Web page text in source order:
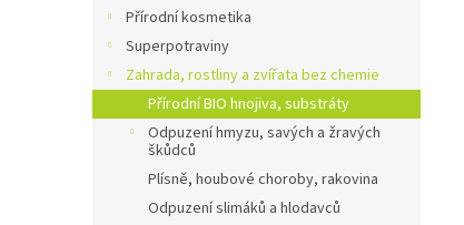
Přírodní kosmetika
Superpotraviny
Zahrada, rostliny a zvířata bez chemie
Přírodní BIO hnojiva, substráty
Odpuzení hmyzu, savých a žravých
škůdců
Plísně, houbové choroby, rakovina
Odpuzení slimáků a hlodavců